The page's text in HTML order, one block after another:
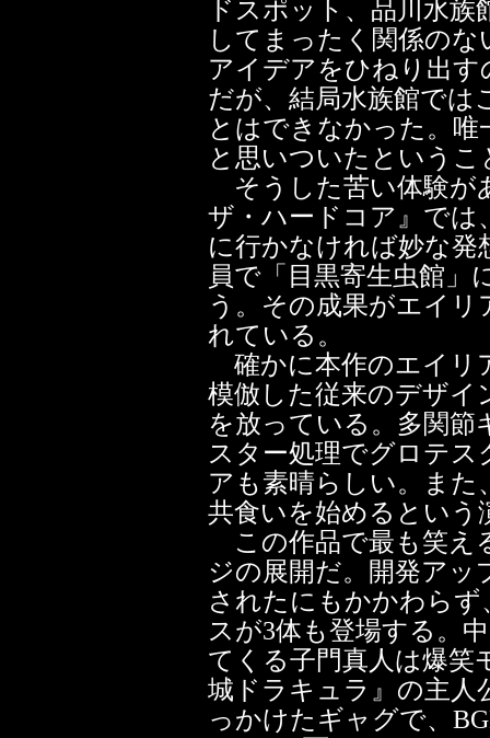
ドスポット、品川水
してまったく関係の
アイデアをひねり出
だが、結局水族館で
とはできなかった。
と思いついたという
そうした苦い体験が
ザ・ハードコア』では
に行かなければ妙な発
員で「目黒寄生虫館
う。その成果がエイ
れている。
確かに本作のエイリ
模倣した従来のデザイ
を放っている。多関節
スター処理でグロテ
アも素晴らしい。ま
共食いを始めるという
この作品で最も笑え
ジの展開だ。開発アッ
されたにもかかわら
スが3体も登場する。
てくる子門真人は爆笑
城ドラキュラ』の主人
っかけたギャグで、